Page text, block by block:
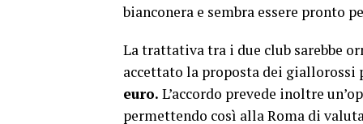
bianconera e sembra essere pronto
La trattativa tra i due club sarebbe
accettato la proposta dei giallorossi
euro. L’accordo prevede inoltre
permettendo così alla Roma di